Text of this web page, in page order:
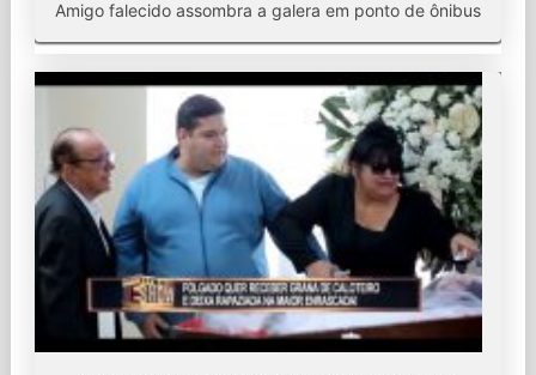
Amigo falecido assombra a galera em ponto de ônibus